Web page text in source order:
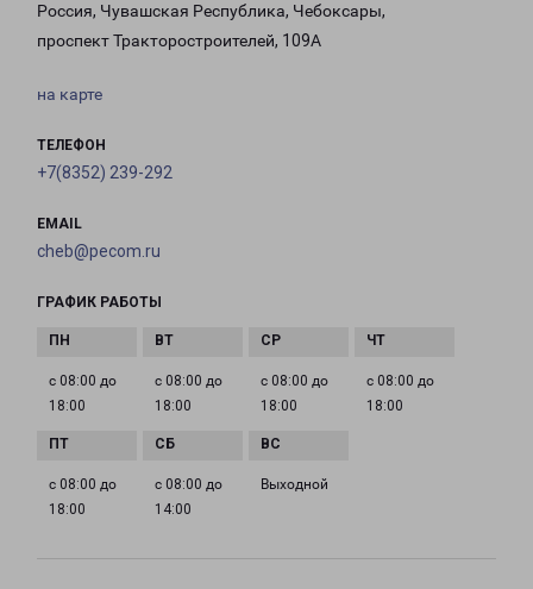
Россия, Чувашская Республика, Чебоксары,
проспект Тракторостроителей, 109А
на карте
ТЕЛЕФОН
+7(8352) 239-292
EMAIL
cheb@pecom.ru
ГРАФИК РАБОТЫ
с 08:00 до
18:00
с 08:00 до
18:00
с 08:00 до
18:00
с 08:00 до
18:00
с 08:00 до
18:00
с 08:00 до
14:00
Выходной